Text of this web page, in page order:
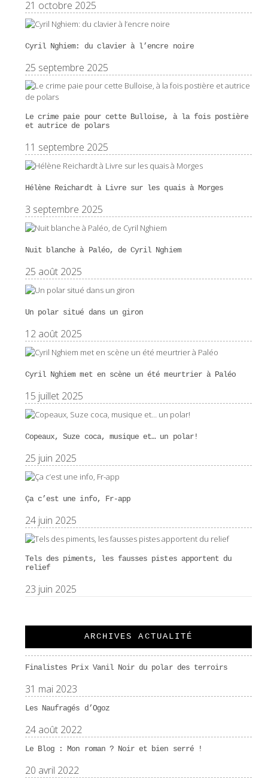
21 octobre 2025
Cyril Nghiem: du clavier à l’encre noire
25 septembre 2025
Le crime paie pour cette Bulloise, à la fois postière
et autrice de polars
11 septembre 2025
Hélène Reichardt à Livre sur les quais à Morges
3 septembre 2025
Nuit blanche à Paléo, de Cyril Nghiem
25 août 2025
Un polar situé dans un giron
12 août 2025
Cyril Nghiem met en scène un été meurtrier à Paléo
15 juillet 2025
Copeaux, Suze coca, musique et… un polar!
25 juin 2025
Ça c’est une info, Fr-app
24 juin 2025
Tels des piments, les fausses pistes apportent du
relief
23 juin 2025
ARCHIVES ACTUALITÉ
Finalistes Prix Vanil Noir du polar des terroirs
31 mai 2023
Les Naufragés d’Ogoz
24 août 2022
Le Blog : Mon roman ? Noir et bien serré !
20 avril 2022